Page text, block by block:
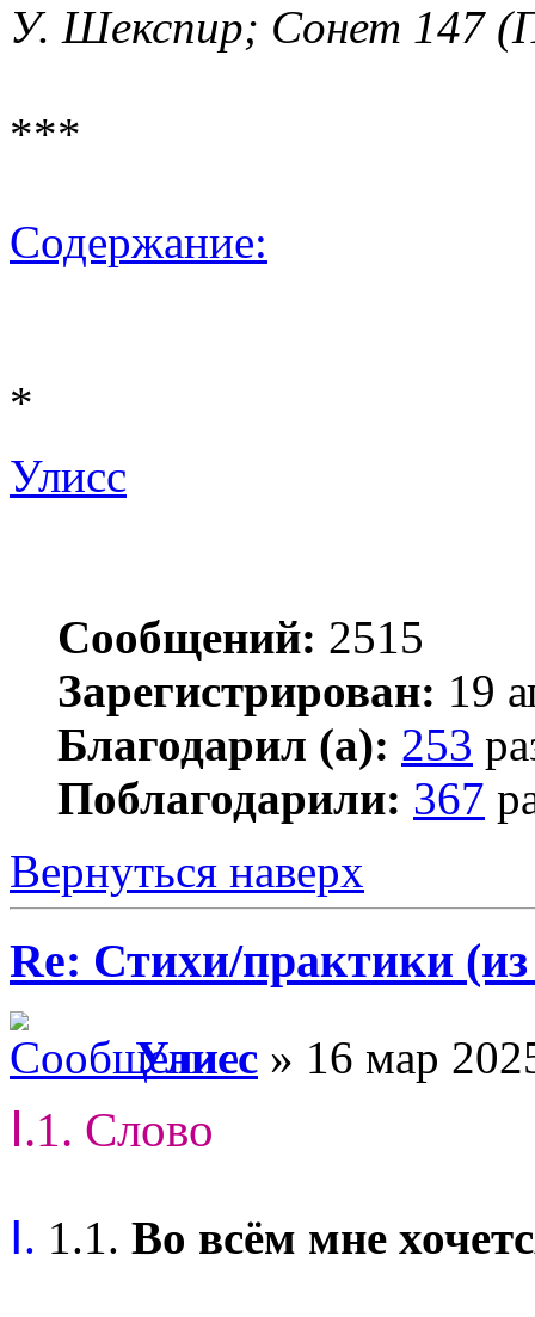
У. Шекспир; Сонет 147
***
Содержание:
*
Улисс
Сообщений: 2515
Зарегистрирован: 19
Благодарил (а): 253
Поблагодарили: 367
Вернуться наверх
Re: Стихи/практики
Улисс » 16 мар
Ⅰ.1. Слово
Ⅰ. 1.1. Во всём мне